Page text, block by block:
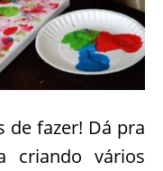
de fazer! Dá pra
criando vários